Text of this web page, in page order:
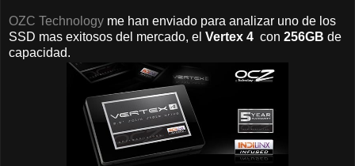
OZC Technology me han enviado para analizar uno de los
SSD mas exitosos del mercado, el Vertex 4 con 256GB de
capacidad.